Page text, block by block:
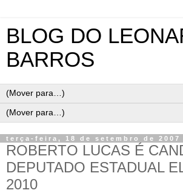
BLOG DO
BARROS
terça-feira, 18 de setembro de 2007
ROBERTO LUCAS É
DEPUTADO ESTADUAL
2010